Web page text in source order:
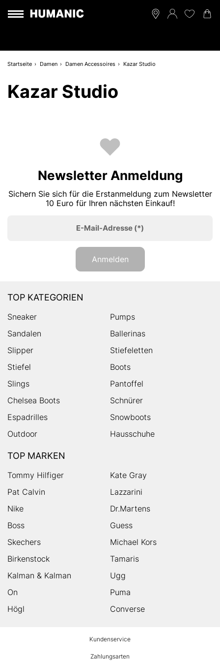
Startseite Damen Damen Accessoires Kazar Studio
Kazar Studio
Newsletter Anmeldung
Sichern Sie sich für die Erstanmeldung zum Newsletter
10 Euro für Ihren nächsten Einkauf!
E-Mail-Adresse (*)
Anmelden
TOP KATEGORIEN
Sneaker
Pumps
Sandalen
Ballerinas
Slipper
Stiefeletten
Stiefel
Boots
Slings
Pantoffel
Chelsea Boots
Schnürer
Espadrilles
Snowboots
Outdoor
Hausschuhe
TOP MARKEN
Tommy Hilfiger
Kate Gray
Pat Calvin
Lazzarini
Nike
Dr.Martens
Boss
Guess
Skechers
Michael Kors
Birkenstock
Tamaris
Kalman & Kalman
Ugg
On
Puma
Högl
Converse
Kundenservice
Zahlungsarten